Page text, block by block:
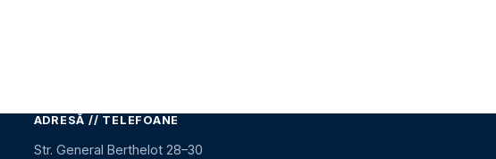
ADRESĂ // TELEFOANE
Str. General Berthelot 28–30